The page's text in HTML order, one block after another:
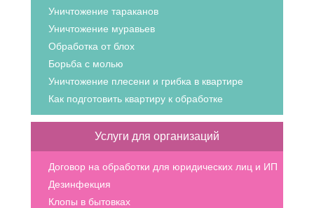
Уничтожение тараканов
Уничтожение муравьев
Обработка от блох
Борьба с молью
Уничтожение плесени и грибка в квартире
Как подготовить квартиру к обработке
Услуги для организаций
Договор на обработки для юридических лиц и ИП
Дезинфекция
Клопы в бытовках